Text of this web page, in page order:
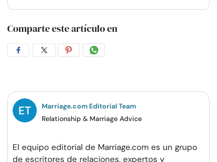
Comparte este artículo en
CompartirCompartirCompartirCompartir
Marriage.com Editorial Team
Relationship & Marriage Advice
El equipo editorial de Marriage.com es un grupo
de escritores de relaciones, expertos y